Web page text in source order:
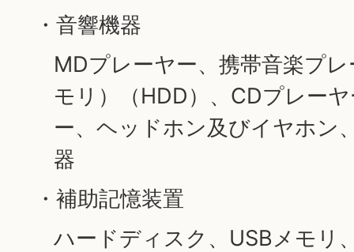
・音響機器
MDプレーヤー、携帯音楽プ
モリ）（HDD）、CDプレー
ー、ヘッドホン及びイヤホン
器
・補助記憶装置
ハードディスク、USBメモリ